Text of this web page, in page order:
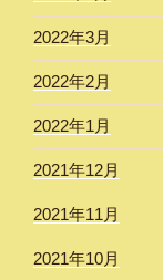
2022年3月
2022年2月
2022年1月
2021年12月
2021年11月
2021年10月